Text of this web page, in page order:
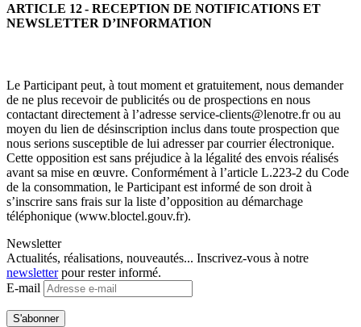
ARTICLE 12 - RECEPTION DE NOTIFICATIONS ET
NEWSLETTER D’INFORMATION
Le Participant peut, à tout moment et gratuitement, nous demander
de ne plus recevoir de publicités ou de prospections en nous
contactant directement à l’adresse service-clients@lenotre.fr ou au
moyen du lien de désinscription inclus dans toute prospection que
nous serions susceptible de lui adresser par courrier électronique.
Cette opposition est sans préjudice à la légalité des envois réalisés
avant sa mise en œuvre. Conformément à l’article L.223-2 du Code
de la consommation, le Participant est informé de son droit à
s’inscrire sans frais sur la liste d’opposition au démarchage
téléphonique (www.bloctel.gouv.fr).
Newsletter
Actualités, réalisations, nouveautés... Inscrivez-vous à notre
newsletterpour rester informé.
E-mail